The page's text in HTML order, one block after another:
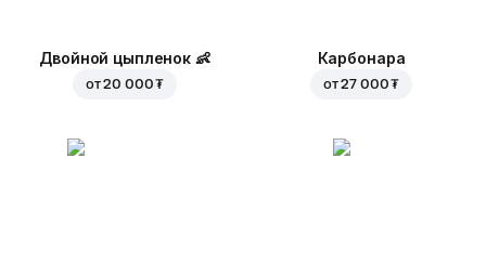
Двойной цыпленок 👶
от20 000 ₮
Карбонара
от27 000 ₮